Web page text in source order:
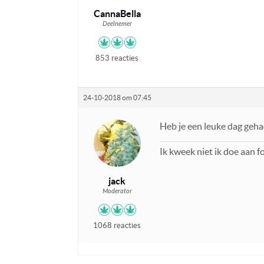
CannaBella
Deelnemer
853 reacties
24-10-2018 om 07:45
jack
Moderator
1068 reacties
Heb je een leuke dag
Ik kweek niet ik doe aan